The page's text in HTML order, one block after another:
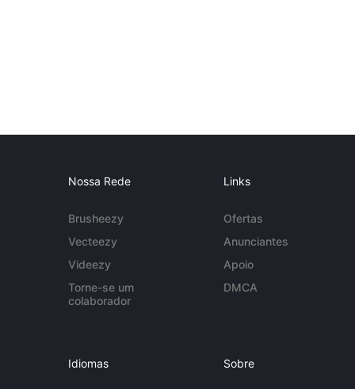
Nossa Rede
Brusheezy
Vecteezy
Videezy
Torne-se um
colaborador
Links
Ofertas
Anunciantes
Apoio
DMCA
Idiomas Sobre